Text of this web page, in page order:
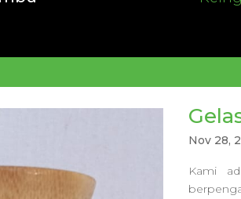
Nov 28,
Kami